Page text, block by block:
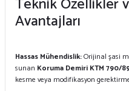
Avantajları
Hassas Mühendislik:Orijinal şasi
sunan Koruma Demiri KTM 790/
kesme veya modifikasyon